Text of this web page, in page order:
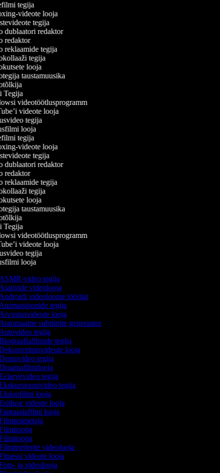
tegija
videote looja
tegija
redaktor
tegija
tegija
looja
taustamuusika
videotöötlusprogramm
videote looja
tegija
looja
tegija
videote looja
tegija
redaktor
tegija
tegija
looja
taustamuusika
videotöötlusprogramm
videote looja
tegija
looja
video tegija
videolooja
videoloome tööriist
tegija
looja
subtiitrite generaator
tegija
tegija
looja
tegija
tegija
tegija
looja
videote looja
looja
videolooja
videote looja
ja videolooja